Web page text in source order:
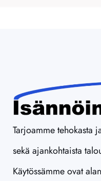
Tarjoamme tehokasta
sekä ajankohtaista
Käytössämme ovat